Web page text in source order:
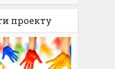
проекту